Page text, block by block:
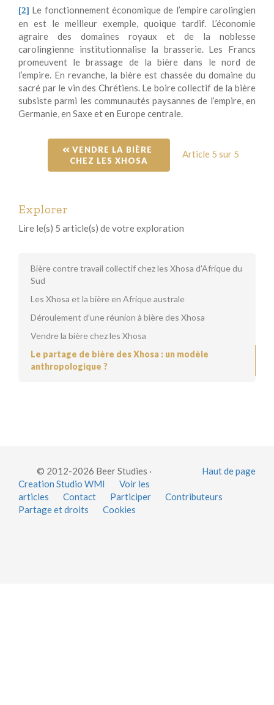
[2] Le fonctionnement économique de l’empire carolingien
en est le meilleur exemple, quoique tardif. L’économie
agraire des domaines royaux et de la noblesse
carolingienne institutionnalise la brasserie. Les Francs
promeuvent le brassage de la bière dans le nord de
l’empire. En revanche, la bière est chassée du domaine du
sacré par le vin des Chrétiens. Le boire collectif de la bière
subsiste parmi les communautés paysannes de l’empire, en
Germanie, en Saxe et en Europe centrale.
VENDRE LA BIÈRE
CHEZ LES XHOSA
Article 5 sur 5
Explorer
Lire le(s) 5 article(s) de votre exploration
Bière contre travail collectif chez les Xhosa d'Afrique du
Sud
Les Xhosa et la bière en Afrique australe
Déroulement d’une réunion à bière des Xhosa
Vendre la bière chez les Xhosa
Le partage de bière des Xhosa : un modèle
anthropologique ?
Haut de page
© 2012-2026 Beer Studies ·
Creation Studio WMI
Voir les
articles
Contact Participer
Contributeurs
Partage et droits
Cookies